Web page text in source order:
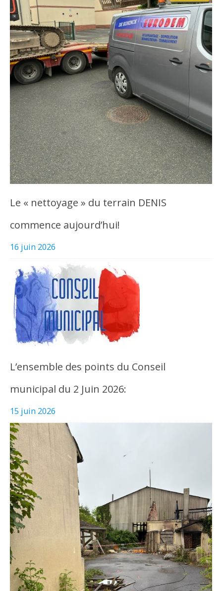
Le « nettoyage » du terrain DENIS
commence aujourd’hui!
16 juin 2026
L’ensemble des points du Conseil
municipal du 2 Juin 2026:
15 juin 2026